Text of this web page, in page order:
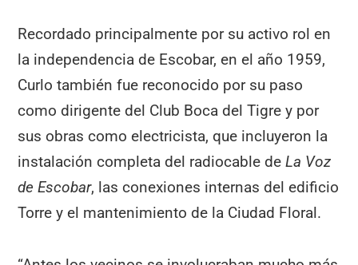
Recordado principalmente por su activo rol en
la independencia de Escobar, en el año 1959,
Curlo también fue reconocido por su paso
como dirigente del Club Boca del Tigre y por
sus obras como electricista, que incluyeron la
instalación completa del radiocable deLa Voz
de Escobar, las conexiones internas del edificio
Torre y el mantenimiento de la Ciudad Floral.